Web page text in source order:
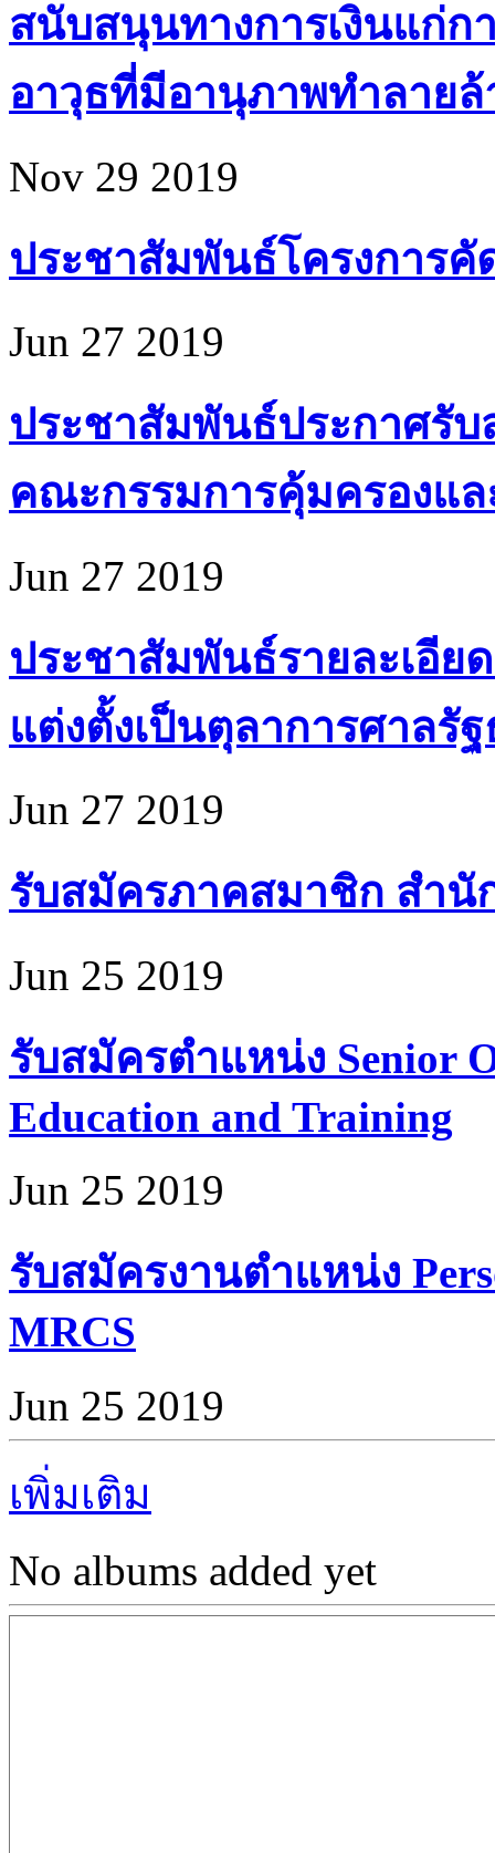
สนับสนุนทางการเงินแก่ก
อาวุธที่มีอานุภาพทำลายล้
Nov 29 2019
ประชาสัมพันธ์โครงการคั
Jun 27 2019
ประชาสัมพันธ์ประกาศรั
คณะกรรมการคุ้มครองแ
Jun 27 2019
ประชาสัมพันธ์รายละเอีย
แต่งตั้งเป็นตุลาการศาลรั
Jun 27 2019
รับสมัครภาคสมาชิก สำนั
Jun 25 2019
รับสมัครตำแหน่ง Senior
Education and Training
Jun 25 2019
รับสมัครงานตำแหน่ง
MRCS
Jun 25 2019
เพิ่มเติม
No albums added yet